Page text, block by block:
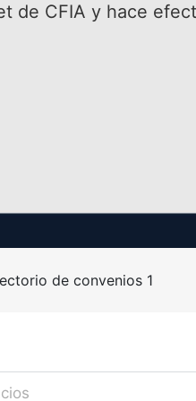
de CFIA y hace
de convenios 1